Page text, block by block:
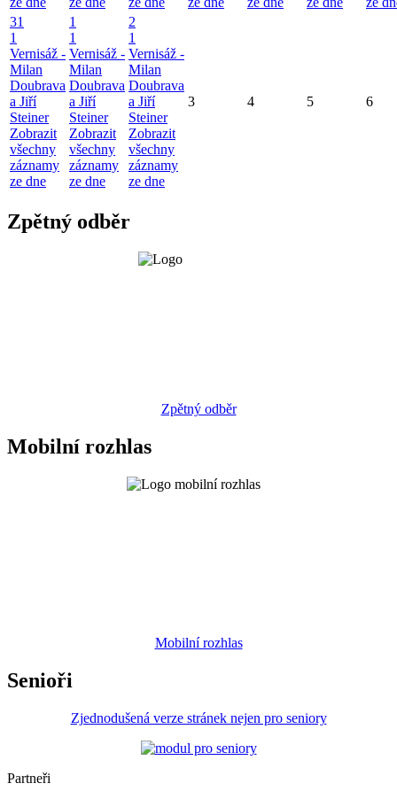
31
1
Vernisáž -
Milan
Doubrava
a Jiří
Steiner
Zobrazit
všechny
záznamy
ze dne
1
1
Vernisáž -
Milan
Doubrava
a Jiří
Steiner
Zobrazit
všechny
záznamy
ze dne
2
1
Vernisáž -
Milan
Doubrava
a Jiří
Steiner
Zobrazit
všechny
záznamy
ze dne
3 4 5 6
Zpětný odběr
Zpětný odběr
Mobilní rozhlas
Mobilní rozhlas
Senioři
Zjednodušená verze stránek nejen pro seniory
Partneři